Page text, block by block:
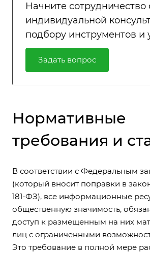
Начните сотрудничество
индивидуальной
подбору инструментов и
Задать вопрос
Нормативные
требования и
В соответствии с Федеральным
(который вносит поправки в
181-ФЗ), все информационные
общественную значимость,
доступ к размещенным на них
лиц с ограниченными
Это требование в полной мере